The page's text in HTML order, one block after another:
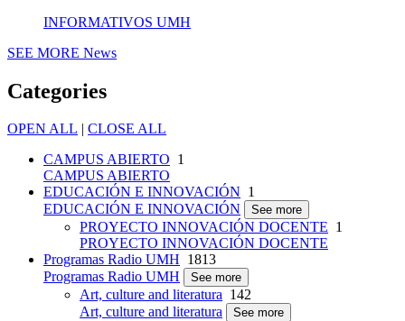
INFORMATIVOS UMH
SEE MORE News
Categories
OPEN ALL | CLOSE ALL
CAMPUS ABIERTO 1
CAMPUS ABIERTO
EDUCACIÓN E INNOVACIÓN 1
EDUCACIÓN E INNOVACIÓN
See more
PROYECTO INNOVACIÓN DOCENTE 1
PROYECTO INNOVACIÓN DOCENTE
Programas Radio UMH 1813
Programas Radio UMH
See more
Art, culture and literatura 142
Art, culture and literatura
See more